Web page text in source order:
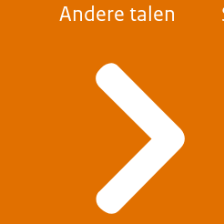
Andere talen